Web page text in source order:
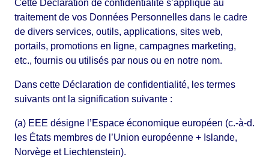
Cette Déclaration de confidentialité s’applique au
traitement de vos Données Personnelles dans le cadre
de divers services, outils, applications, sites web,
portails, promotions en ligne, campagnes marketing,
etc., fournis ou utilisés par nous ou en notre nom.
Dans cette Déclaration de confidentialité, les termes
suivants ont la signification suivante :
(a) EEE désigne l’Espace économique européen (c.-à-d.
les États membres de l’Union européenne + Islande,
Norvège et Liechtenstein).